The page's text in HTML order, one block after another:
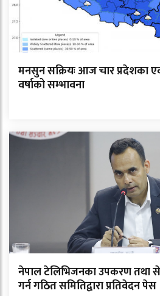
मनसुन सक्रियः आज चार प्रदेशका
वर्षाको सम्भावना
नेपाल टेलिभिजनका उपकरण तथा
गर्न गठित समितिद्वारा प्रतिवेदन पेस